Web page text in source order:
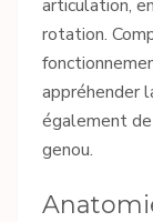
articulation,
rotation.
appréhender
également
genou.